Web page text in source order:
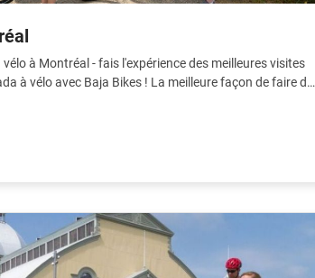
vélo à Montréal - fais l'expérience des meilleures visites
à vélo avec Baja Bikes ! La meilleure façon de faire du